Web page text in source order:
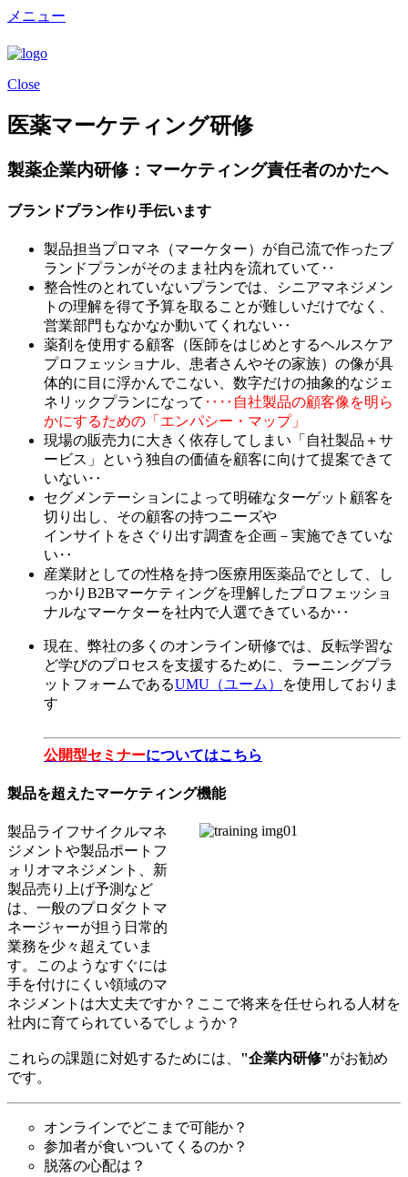
メニュー
Close
医薬マーケティング研修
製薬企業内研修：マーケティング責任者のかたへ
ブランドプラン作り手伝います
製品担当プロマネ（マーケター）が自己流で作ったブ
ランドプランがそのまま社内を流れていて‥
整合性のとれていないプランでは、シニアマネジメン
トの理解を得て予算を取ることが難しいだけでなく、
営業部門もなかなか動いてくれない‥
薬剤を使用する顧客（医師をはじめとするヘルスケア
プロフェッショナル、患者さんやその家族）の像が具
体的に目に浮かんでこない、数字だけの抽象的なジェ
ネリックプランになって ‥‥自社製品の顧客像を明ら
かにするための「エンパシー・マップ」
現場の販売力に大きく依存してしまい「自社製品＋サ
ービス」という独自の価値を顧客に向けて提案できて
いない‥
セグメンテーションによって明確なターゲット顧客を
切り出し、その顧客の持つニーズや
インサイトをさぐり出す調査を企画－実施できていな
い‥
産業財としての性格を持つ医療用医薬品でとして、し
っかりB2Bマーケティングを理解したプロフェッショ
ナルなマーケターを社内で人選できているか‥
現在、弊社の多くのオンライン研修では、反転学習な
ど学びのプロセスを支援するために、ラーニングプラ
ットフォームであるUMU（ユーム）
を使用しておりま
す
公開型セミナーについてはこちら
製品を超えたマーケティング機能
製品ライフサイクルマネ
ジメントや製品ポートフ
ォリオマネジメント、新
製品売り上げ予測など
は、一般のプロダクトマ
ネージャーが担う日常的
業務を少々超えていま
す。このようなすぐには
手を付けにくい領域のマ
ネジメントは大丈夫ですか？ここで将来を任せられる人材を
社内に育てられているでしょうか？
これらの課題に対処するためには、 "企業内研修"がお勧め
です。
オンラインでどこまで可能か？
参加者が食いついてくるのか？
脱落の心配は？